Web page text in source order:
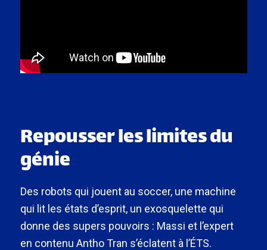
Repousser les limites du
génie
Des robots qui jouent au soccer, une machine
qui lit les états d’esprit, un exosquelette qui
donne des supers pouvoirs : Massi et l’expert
en contenu Antho Tran s’éclatent à l’ÉTS.